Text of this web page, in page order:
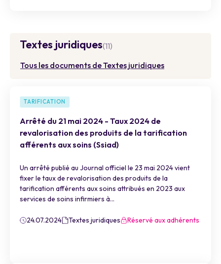
Textes juridiques(11)
Tous les documents de Textes juridiques
TARIFICATION
Arrêté du 21 mai 2024 - Taux 2024 de
revalorisation des produits de la tarification
afférents aux soins (Ssiad)
Un arrêté publié au Journal officiel le 23 mai 2024 vient
fixer le taux de revalorisation des produits de la
tarification afférents aux soins attribués en 2023 aux
services de soins infirmiers à...
24.07.2024 Textes juridiques Réservé aux adhérents